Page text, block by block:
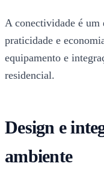
A conectividade é um
praticidade e
equipamento e
residencial.
Design e
ambiente